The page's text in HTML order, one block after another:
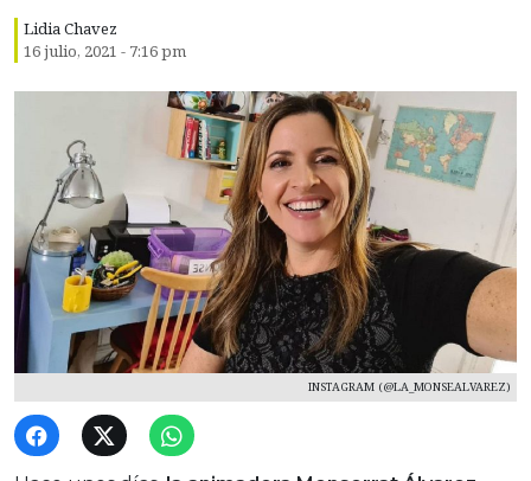
Lidia Chavez
16 julio, 2021 - 7:16 pm
INSTAGRAM (@LA_MONSEALVAREZ)